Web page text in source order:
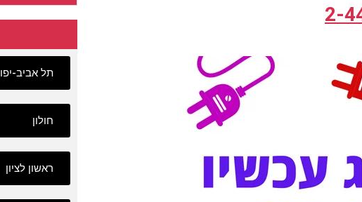
2-
תל אביב-יפו
חולון
ראשון לציון